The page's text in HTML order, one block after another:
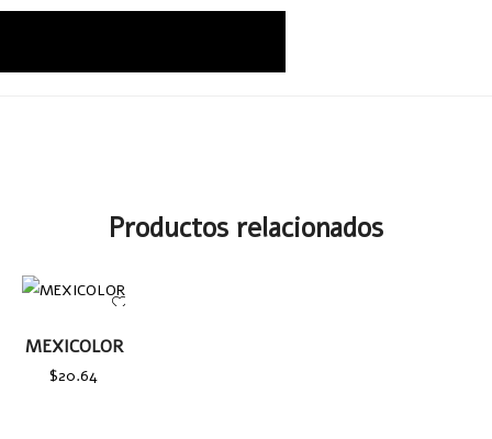
Productos relacionados
CARRITO
MEXICOLOR
$20.64